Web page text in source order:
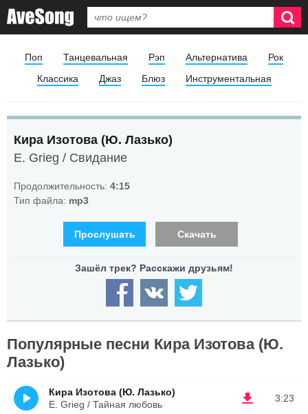
Поп Танцевальная Рэп Альтернатива
Рок
Классика
Джаз Блюз Инструментальная
Кира Изотова (Ю. Лазько)
E. Grieg / Свидание
Продолжительность: 4:15
Тип файла: mp3
Прослушать Скачать
Популярные песни Кира Изотова (Ю.
Лазько)
3:23
Кира Изотова (Ю. Лазько)
E. Grieg / Тайная любовь